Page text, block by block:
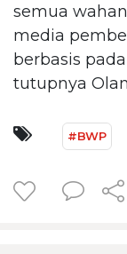
semua
media
berbasis
tutupnya
#BWP